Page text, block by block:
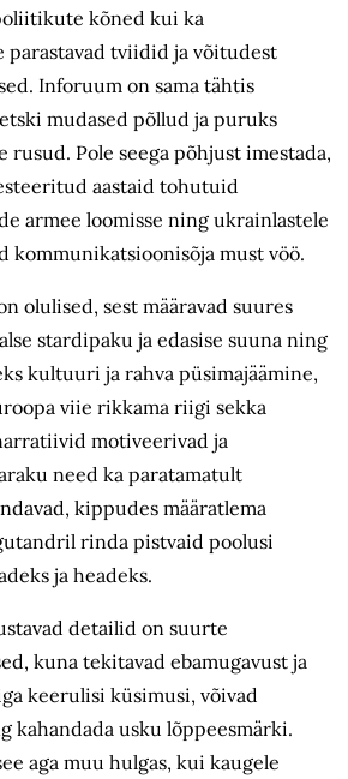
kõned kui ka
tviidid ja võitudest
Inforuum on sama tähtis
mudased põllud ja puruks
Pole seega põhjust imestada,
aastaid tohutuid
armee loomisse ning ukrainlastele
kommunikatsioonisõja must vöö.
olulised, sest määravad suures
stardipaku ja edasise suuna ning
kultuuri ja rahva püsimajäämine,
viie rikkama riigi sekka
motiveerivad ja
need ka paratamatult
kippudes määratlema
rinda pistvaid poolusi
ja headeks.
detailid on suurte
kuna tekitavad ebamugavust ja
keerulisi küsimusi, võivad
kahandada usku lõppeesmärki.
aga muu hulgas, kui kaugele